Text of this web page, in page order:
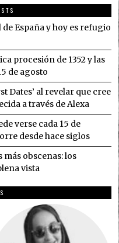
España y hoy es refugio
procesión de 1352 y las
de agosto
Dates’ al revelar que cree
a través de Alexa
verse cada 15 de
desde hace siglos
más obscenas: los
vista